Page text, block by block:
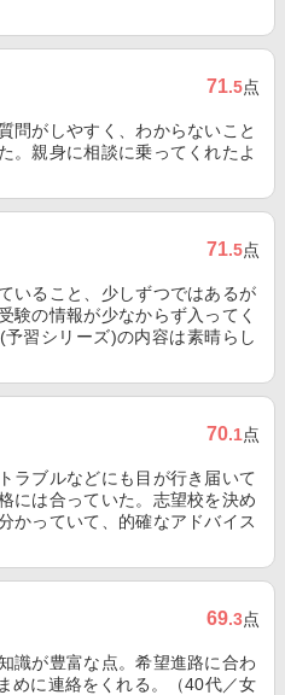
71.5点
問がしやすく、わからないこと
。親身に相談に乗ってくれたよ
71.5点
いること、少しずつではあるが
験の情報が少なからず入ってく
習シリーズ)の内容は素晴らし
70.1点
ラブルなどにも目が行き届いて
には合っていた。志望校を決め
かっていて、的確なアドバイス
69.3点
識が豊富な点。希望進路に合わ
めに連絡をくれる。（40代／女